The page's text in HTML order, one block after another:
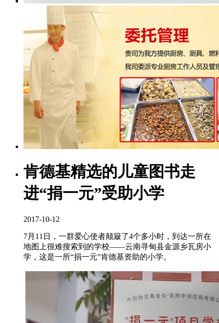
肯德基精选的儿童图书走
进“捐一元”受助小学
2017-10-12
7月11日，一群爱心使者颠簸了4个多小时，到达一所在
地图上很难搜索到的学校——云南寻甸县金源乡瓦房小
学，这是一所“捐一元”肯德基资助的小学。